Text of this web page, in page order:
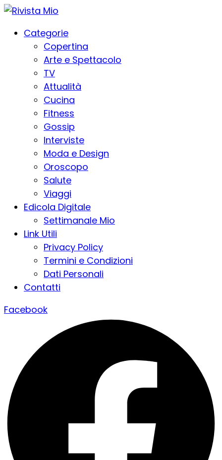
Categorie
Copertina
Arte e Spettacolo
TV
Attualità
Cucina
Fitness
Gossip
Interviste
Moda e Design
Oroscopo
Salute
Viaggi
Edicola Digitale
Settimanale Mio
Link Utili
Privacy Policy
Termini e Condizioni
Dati Personali
Contatti
Facebook